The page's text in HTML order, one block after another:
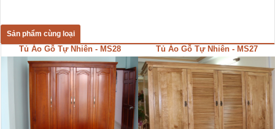
Sản phẩm cùng loại
Tủ Áo Gỗ Tự Nhiên - MS28 Tủ Áo Gỗ Tự Nhiên - MS27